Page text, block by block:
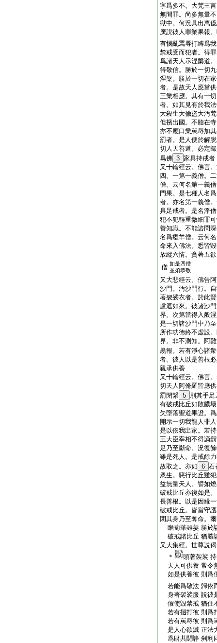
寧爲多不。大梵王
無間罪。尚多無量
獄中。何況具出萬
廣説彼人罪業果報
有惱亂罵辱打縛爲
禁戒受而犯者。得
爲諸天人示涅槃道
得敬信。勝於一切
涅槃。勝於一切在
者。是故天人應當
三業相應。其有一
者。如其見有於我
大殺生大偸盜大汚
但擯出國。不聽在
亦不應口業罵辱加
罰者。是人便於解
切人天善道。必定
爲佛 3 家具持戒者
又十輪經云。佛言
四。一第一義僧。
僧。云何名第一義
門果。是七種人名
者。亦名第一義僧
具足戒者。是名淨
犯不犯輕重微細罪
善知識。不能諮問
名爲瘂羊僧。云何
命來入佛法。悉皆
放縱六情。貪著五
僧 如是四僧
並須恭敬
又大悲經云。佛告
沙門。汚沙門行。
著袈裟衣者。於此
盧遮如來。彼諸沙
界。次第當得入般
是一切諸沙門中乃
所作功徳終不虚設
界。非不測知。阿
黒報。若有淨心諸
者。彼人以是善根
親承供養
又十輪經云。佛言
切天人阿脩羅皆應
罰閉繋 5 刖其手
有破戒比丘如敗膿
失墮落聖道果證。
開示一切我龍人非
是以依我出家。若
王大臣宰相不得謫
足乃至斷命。況復
雖是死人。是戒餘
故取之。亦如 6 石
衆生。惡行比丘雖
益無量天人。譬如
破戒比丘亦復如是
長善根。以是因縁
破戒比丘。皆當守
閉其身乃至奪命。
瞻蔔華雖萎 勝於
破戒諸比丘 猶勝
又大集經。世尊説
＊
頭著袈裟
天人可供養 常令
如是供養彼 則爲
若能爲敬法 歸依
身著袈裟服 説彼
假使毀禁戒 猶住
若有撾打彼 則爲
若有罵辱彼 則爲
是人心欲滅 正法
爲財共鬪諍 刹利